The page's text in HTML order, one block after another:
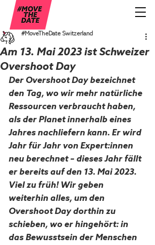
Am 13. Mai 2023 ist Schweizer
Overshoot Day
#MoveTheDate Switzerland
Der Overshoot Day bezeichnet
den Tag, wo wir mehr natürliche
Ressourcen verbraucht haben,
als der Planet innerhalb eines
Jahres nachliefern kann. Er wird
Jahr für Jahr von Expert:innen
neu berechnet – dieses Jahr fällt
er bereits auf den 13. Mai 2023.
Viel zu früh! Wir geben
weiterhin alles, um den
Overshoot Day dorthin zu
schieben, wo er hingehört: in
das Bewusstsein der Menschen